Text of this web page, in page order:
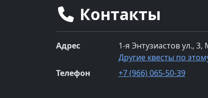
Контакты
Адрес
1-я Энтузиастов ул., 3,
Другие квесты по
Телефон
+7 (966) 065-50-39